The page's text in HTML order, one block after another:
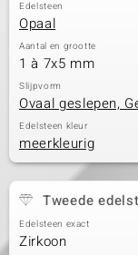
Edelsteen
Opaal
Aantal en grootte
1 à 7x5 mm
Slijpvorm
Ovaal geslepen,
Edelsteen kleur
meerkleurig
Tweede
Edelsteen exact
Zirkoon